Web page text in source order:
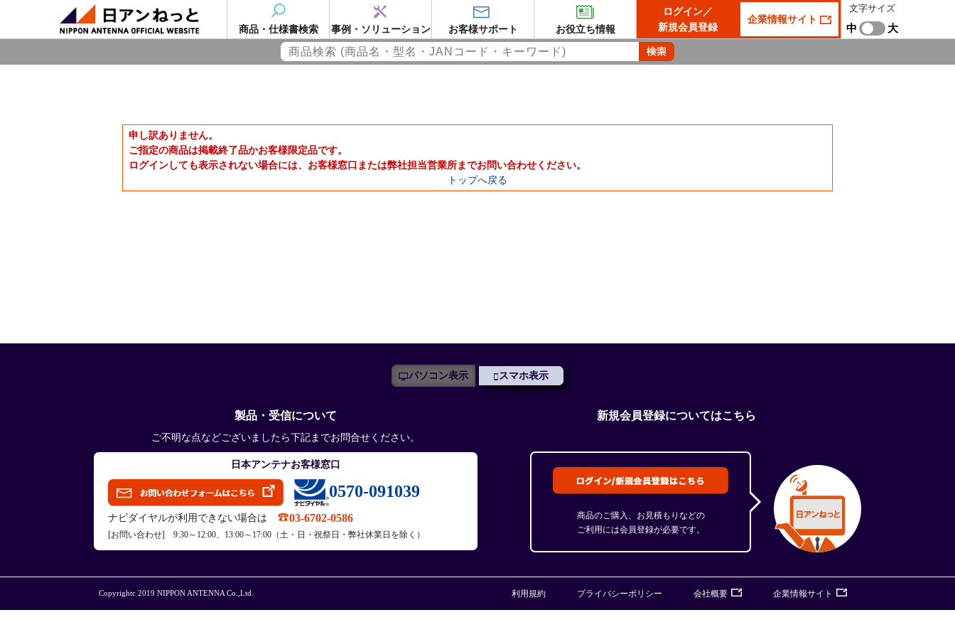
商品・仕様書検索 事例・ソリューション お客様サポート お役立ち情報
ログイン／
新規会員登録
企業情報サイト
文字サイズ
中 大
申し訳ありません。
ご指定の商品は掲載終了品かお客様限定品です。
ログインしても表示されない場合には、お客様窓口または弊社担当営業所までお問い合わせください。
トップへ戻る
パソコン表示 スマホ表示
製品・受信について
ご不明な点などございましたら下記までお問合せください。
日本アンテナお客様窓口
0570-091039
ナビダイヤルが利用できない場合は 03-6702-0586
[お問い合わせ] 9:30～12:00、13:00～17:00（土・日・祝祭日・弊社休業日を除く）
新規会員登録についてはこちら
商品のご購入、お見積もりなどの
ご利用には会員登録が必要です。
利用規約 プライバシーポリシー 会社概要 企業情報サイト
Copyrightc 2019 NIPPON ANTENNA Co.,Ltd.